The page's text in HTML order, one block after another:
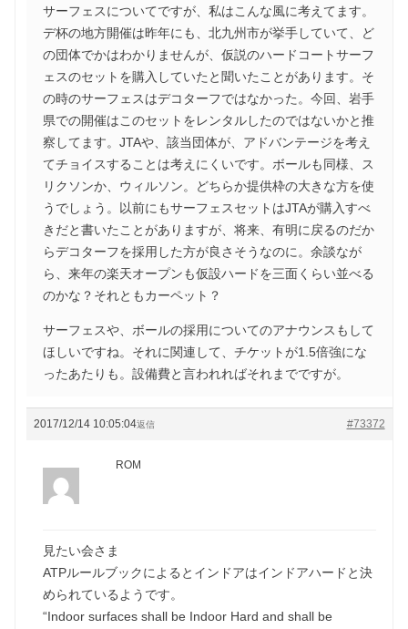
サーフェスについてですが、私はこんな風に考えてます。
デ杯の地方開催は昨年にも、北九州市が挙手していて、ど
の団体でかはわかりませんが、仮説のハードコートサーフ
ェスのセットを購入していたと聞いたことがあります。そ
の時のサーフェスはデコターフではなかった。今回、岩手
県での開催はこのセットをレンタルしたのではないかと推
察してます。JTAや、該当団体が、アドバンテージを考え
てチョイスすることは考えにくいです。ボールも同様、ス
リクソンか、ウィルソン。どちらか提供枠の大きな方を使
うでしょう。以前にもサーフェスセットはJTAが購入すべ
きだと書いたことがありますが、将来、有明に戻るのだか
らデコターフを採用した方が良さそうなのに。余談なが
ら、来年の楽天オープンも仮設ハードを三面くらい並べる
のかな？それともカーペット？
サーフェスや、ボールの採用についてのアナウンスもして
ほしいですね。それに関連して、チケットが1.5倍強にな
ったあたりも。設備費と言われればそれまでですが。
2017/12/14 10:05:04 #73372
返信
ROM
見たい会さま
ATPルールブックによるとインドアはインドアハードと決
められているようです。
“Indoor surfaces shall be Indoor Hard and shall be